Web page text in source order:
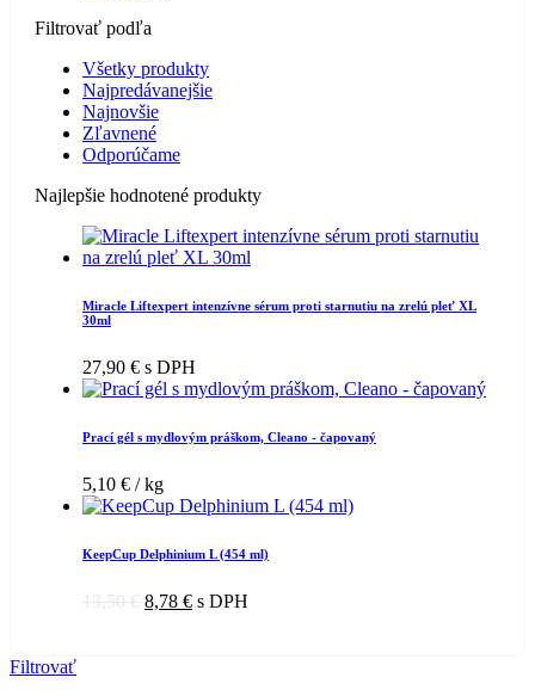
Filtrovať podľa
Všetky produkty
Najpredávanejšie
Najnovšie
Zľavnené
Odporúčame
Najlepšie hodnotené produkty
Miracle Liftexpert intenzívne sérum proti starnutiu na zrelú pleť XL
30ml
27,90 € s DPH
Prací gél s mydlovým práškom, Cleano - čapovaný
5,10 € / kg
KeepCup Delphinium L (454 ml)
8,78 € s DPH
Filtrovať